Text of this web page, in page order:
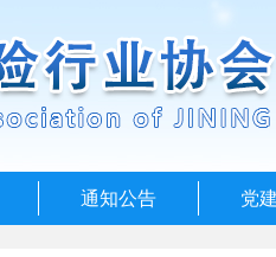
通知公告 党